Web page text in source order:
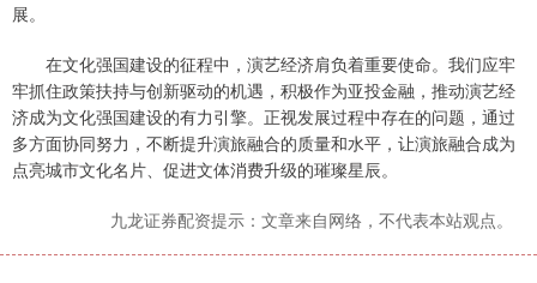
展。
在文化强国建设的征程中，演艺经济肩负着重要使命。我们应牢
牢抓住政策扶持与创新驱动的机遇，积极作为亚投金融，推动演艺经
济成为文化强国建设的有力引擎。正视发展过程中存在的问题，通过
多方面协同努力，不断提升演旅融合的质量和水平，让演旅融合成为
点亮城市文化名片、促进文体消费升级的璀璨星辰。
九龙证券配资提示：文章来自网络，不代表本站观点。